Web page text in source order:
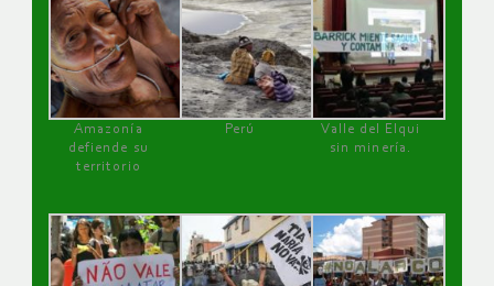
Amazonía
defiende su
territorio
Perú
Valle del Elqui
sin minería.